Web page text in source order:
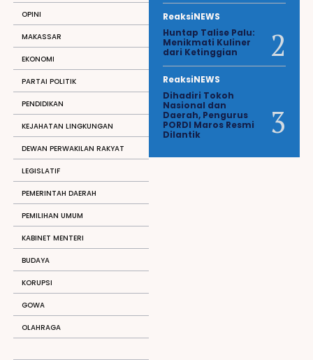
OPINI
MAKASSAR
EKONOMI
PARTAI POLITIK
PENDIDIKAN
KEJAHATAN LINGKUNGAN
DEWAN PERWAKILAN RAKYAT
LEGISLATIF
PEMERINTAH DAERAH
PEMILIHAN UMUM
KABINET MENTERI
BUDAYA
KORUPSI
GOWA
OLAHRAGA
ReaksiNEWS
Huntap Talise Palu:
Menikmati Kuliner
dari Ketinggian
ReaksiNEWS
Dihadiri Tokoh
Nasional dan
Daerah, Pengurus
PORDI Maros Resmi
Dilantik